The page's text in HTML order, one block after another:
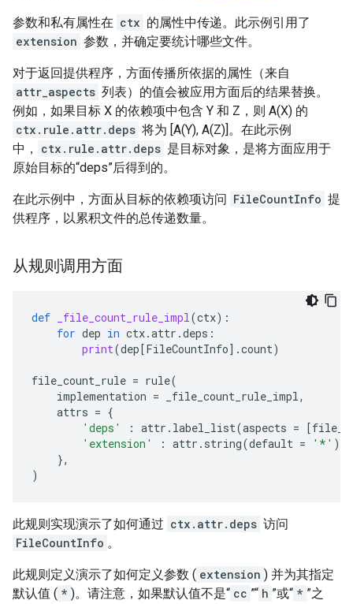
参数和私有属性在 ctx 的属性中传递。此示例引用了
extension 参数，并确定要统计哪些文件。
对于返回提供程序，方面传播所依据的属性（来自
attr_aspects 列表）的值会被应用方面后的结果替换。
例如，如果目标 X 的依赖项中包含 Y 和 Z，则 A(X) 的
ctx.rule.attr.deps 将为 [A(Y), A(Z)]。在此示例
中，
ctx.rule.attr.deps 是目标对象，是将方面应用于
原始目标的“deps”后得到的。
在此示例中，方面从目标的依赖项访问 FileCountInfo 提
供程序，以累积文件的总传递数量。
从规则调用方面
def _file_count_rule_impl(ctx):
for dep in ctx.attr .deps :
print(dep [FileCountInfo] .count)
file_count_rule = rule(
implementation = _file_count_rule_impl,
attrs = {
'deps'
: attr . label_list(aspects = [
'extension'
: attr . string(default = '*' ),
},
)
此规则实现演示了如何通过 ctx.attr.deps 访问
FileCountInfo 。
此规则定义演示了如何定义参数 ( extension ) 并为其指定
默认值 ( * )。请注意，如果默认值不是“ cc ”“ h ”或“ * ”之